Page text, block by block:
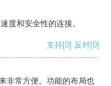
度和安全性的连接。
支持[0] 反对[0]
非常方便。功能的布局也